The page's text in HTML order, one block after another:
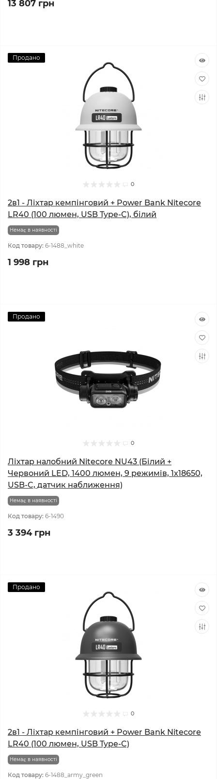
13 807 грн
Продано
0
2в1 - Ліхтар кемпінговий + Power Bank Nitecore
LR40 (100 люмен, USB Type-C), білий
Немає в наявності
Код товару: 6-1488_white
1 998 грн
Продано
0
Ліхтар налобний Nitecore NU43 (Білий +
Червоний LED, 1400 люмен, 9 режимів, 1x18650,
USB-C, датчик наближення)
Немає в наявності
Код товару: 6-1490
3 394 грн
Продано
0
2в1 - Ліхтар кемпінговий + Power Bank Nitecore
LR40 (100 люмен, USB Type-C)
Немає в наявності
Код товару: 6-1488_army_green